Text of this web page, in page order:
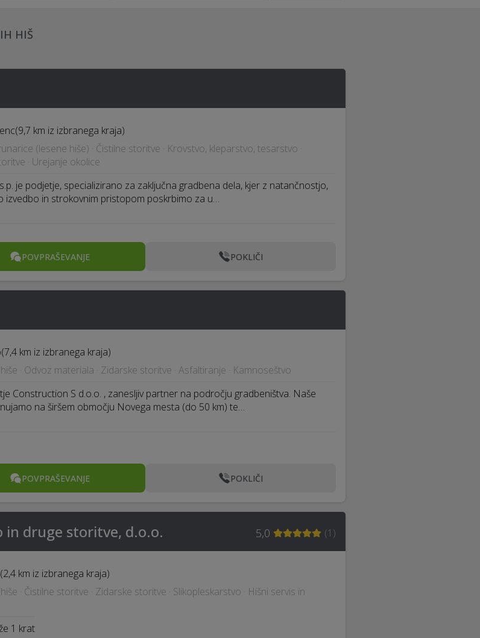
HIŠ
(9,7 km iz izbranega kraja)
(lesene hiše) · Čistilne storitve · Krovstvo, kleparstvo, tesarstvo ·
· Urejanje okolice
je podjetje, specializirano za zaključna gradbena dela, kjer z natančnostjo,
izvedbo in strokovnim pristopom poskrbimo za u…
POVPRAŠEVANJE POKLIČI
(7,4 km iz izbranega kraja)
· Odvoz materiala · Zidarske storitve · Asfaltiranje · Kamnoseštvo
Construction S d.o.o. , zanesljiv partner na področju gradbeništva. Naše
na širšem območju Novega mesta (do 50 km) te…
POVPRAŠEVANJE POKLIČI
in druge storitve, d.o.o. 5,0 (1 )
(2,4 km iz izbranega kraja)
· Čistilne storitve · Zidarske storitve · Slikopleskarstvo · Hišni servis in
1 krat